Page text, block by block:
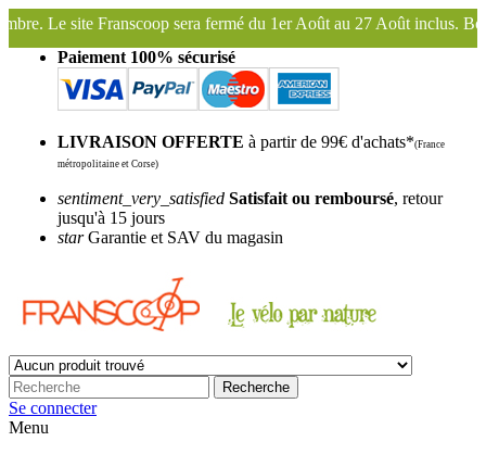
du 1er Août au 27 Août inclus. Bonnes vacances !
Franscoop,
Paiement 100% sécurisé
LIVRAISON OFFERTE à partir de 99€ d'achats*(France
métropolitaine et Corse)
sentiment_very_satisfied Satisfait ou remboursé, retour
jusqu'à 15 jours
starGarantie et SAV du magasin
Recherche
Se connecter
Menu